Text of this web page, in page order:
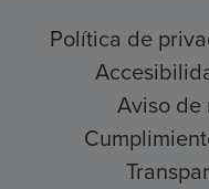
Política de
Aviso de